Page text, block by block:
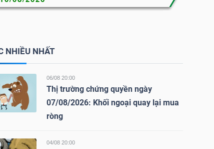
NHIỀU NHẤT
06/08 20:00
Thị trường chứng quyền ngày
07/08/2026: Khối ngoại quay lại mua
ròng
04/08 20:00